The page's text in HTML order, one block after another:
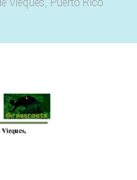
Vieques, Puerto Rico